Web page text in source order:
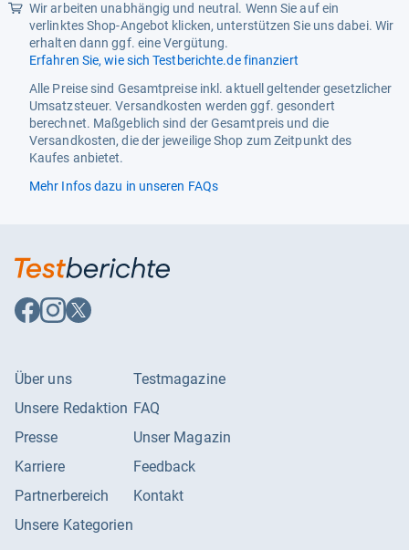
Ausgangsleistung 24 W
Subwoofer Nein
DVB-C Ja
DVB-S2 Ja
Bildschirmspiegelung
HbbTV
SAT>IP Server
Smart-TV Ja
WLAN
Allgemeine Daten
Energieeffizienz (HDR)
Wir arbeiten unabhängig und neutral. Wenn Sie auf ein
verlinktes Shop-Angebot klicken, unterstützen Sie uns dabei. Wir
erhalten dann ggf. eine Vergütung.
Erfahren Sie, wie sich Testberichte.de finanziert
Alle Preise sind Gesamtpreise inkl. aktuell geltender gesetzlicher
Umsatzsteuer. Versandkosten werden ggf. gesondert
berechnet. Maßgeblich sind der Gesamtpreis und die
Versandkosten, die der jeweilige Shop zum Zeitpunkt des
Kaufes anbietet.
Mehr Infos dazu in unseren FAQs
Auf
Facebook
Auf
Instagram
Auf
X
Über uns
Unsere Redaktion
Presse
Karriere
Partnerbereich
Unsere Kategorien
Testmagazine
FAQ
Unser Magazin
Feedback
Kontakt